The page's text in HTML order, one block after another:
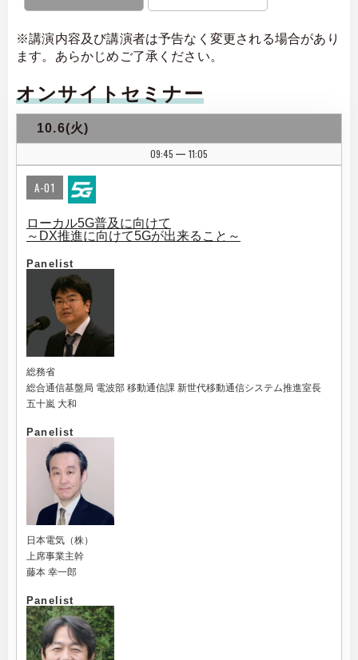
※講演内容及び講演者は予告なく変更される場合があり
ます。あらかじめご了承ください。
オンサイトセミナー
10.6(火)
09:45
| 11:05
A-01
ローカル5G普及に向けて
～DX推進に向けて5Gが出来ること～
Panelist
総務省
総合通信基盤局 電波部 移動通信課 新世代移動通信システム推進室長
五十嵐 大和
Panelist
日本電気（株）
上席事業主幹
藤本 幸一郎
Panelist